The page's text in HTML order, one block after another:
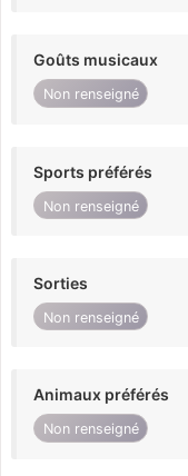
Goûts musicaux
Non renseigné
Sports préférés
Non renseigné
Sorties
Non renseigné
Animaux préférés
Non renseigné